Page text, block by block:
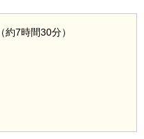
7時間30分）